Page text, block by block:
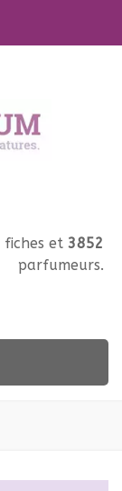
fiches et 3852
parfumeurs.